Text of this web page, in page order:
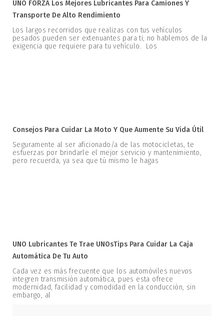
UNO FORZA Los Mejores Lubricantes Para Camiones Y
Transporte De Alto Rendimiento
Los largos recorridos que realizas con tus vehículos
pesados pueden ser extenuantes para ti, no hablemos de la
exigencia que requiere para tu vehículo. Los
Consejos Para Cuidar La Moto Y Que Aumente Su Vida Útil
Seguramente al ser aficionado/a de las motocicletas, te
esfuerzas por brindarle el mejor servicio y mantenimiento,
pero recuerda, ya sea que tú mismo le hagas
UNO Lubricantes Te Trae UNOsTips Para Cuidar La Caja
Automática De Tu Auto
Cada vez es más frecuente que los automóviles nuevos
integren transmisión automática, pues esta ofrece
modernidad, facilidad y comodidad en la conducción, sin
embargo, al